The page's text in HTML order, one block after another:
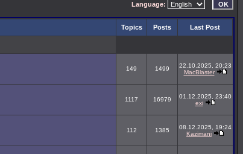
Language:
Topics Posts Last Post
149 1499
22.10.2025, 20:23
MacBlaster
1117 16979
01.12.2025, 23:40
exi
112 1385
08.12.2025, 19:24
Kazimani